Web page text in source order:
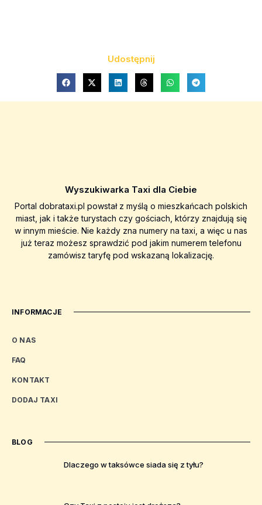
Udostępnij
Wyszukiwarka Taxi dla Ciebie
Portal dobrataxi.pl powstał z myślą o mieszkańcach polskich
miast, jak i także turystach czy gościach, którzy znajdują się
w innym mieście. Nie każdy zna numery na taxi, a więc u nas
już teraz możesz sprawdzić pod jakim numerem telefonu
zamówisz taryfę pod wskazaną lokalizację.
INFORMACJE
O NAS
FAQ
KONTAKT
DODAJ TAXI
BLOG
Dlaczego w taksówce siada się z tyłu?